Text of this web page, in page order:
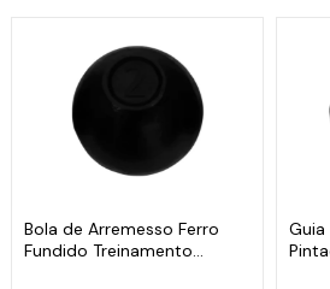
Bola de Arremesso Ferro
Fundido Treinamento
Guia